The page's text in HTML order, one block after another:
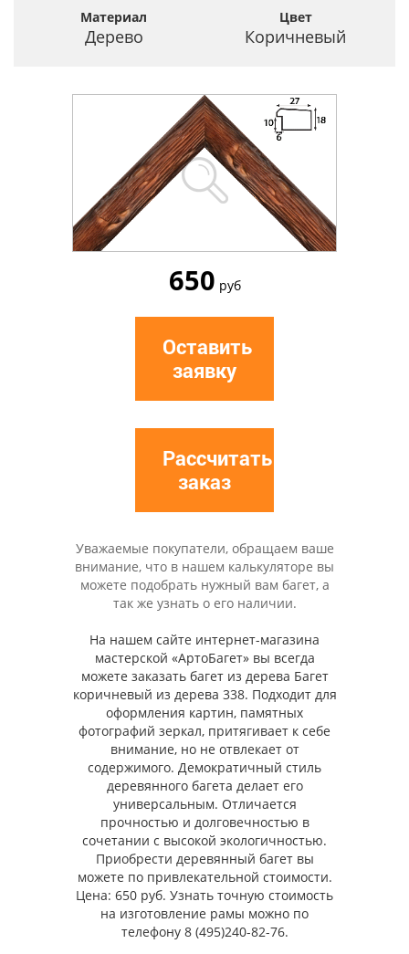
Материал
Дерево
Цвет
Коричневый
650 руб
Оставить
заявку
Рассчитать
заказ
Уважаемые покупатели, обращаем ваше
внимание, что в нашем калькуляторе вы
можете подобрать нужный вам багет, а
так же узнать о его наличии.
На нашем сайте интернет-магазина
мастерской «АртоБагет» вы всегда
можете заказать багет из дерева Багет
коричневый из дерева 338. Подходит для
оформления картин, памятных
фотографий зеркал, притягивает к себе
внимание, но не отвлекает от
содержимого. Демократичный стиль
деревянного багета делает его
универсальным. Отличается
прочностью и долговечностью в
сочетании с высокой экологичностью.
Приобрести деревянный багет вы
можете по привлекательной стоимости.
Цена: 650 руб. Узнать точную стоимость
на изготовление рамы можно по
телефону 8 (495)240-82-76.